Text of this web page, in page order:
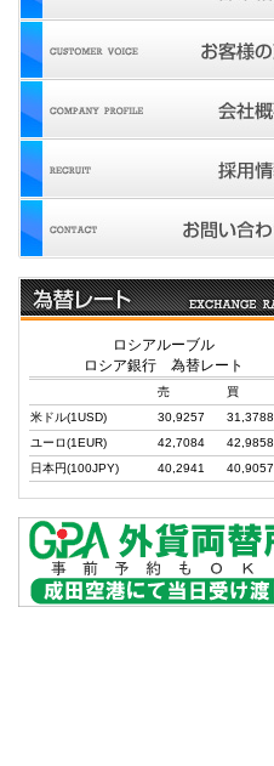
ロシアルーブル
ロシア銀行 為替レート
売
買
米ドル(1USD)
30,9257
31,3788
ユーロ(1EUR)
42,7084
42,9858
日本円(100JPY)
40,2941 40,9057